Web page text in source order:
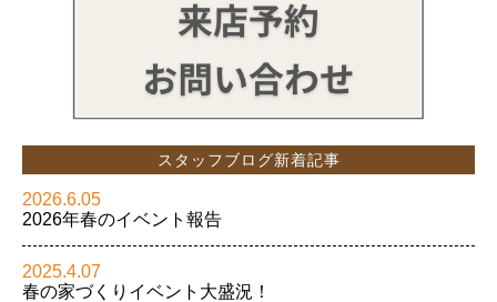
スタッフブログ新着記事
2026.6.05
2026年春のイベント報告
2025.4.07
春の家づくりイベント大盛況！